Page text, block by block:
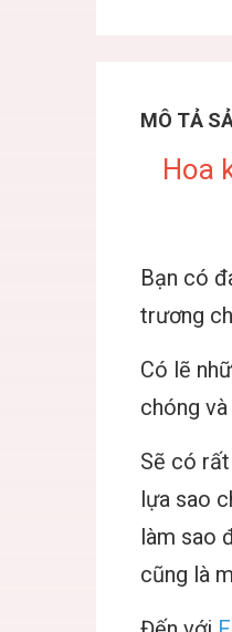
MÔ TẢ
Hoa
Bạn có
trương
Có lẽ
chóng
Sẽ có
lựa sao
làm sao
cũng là